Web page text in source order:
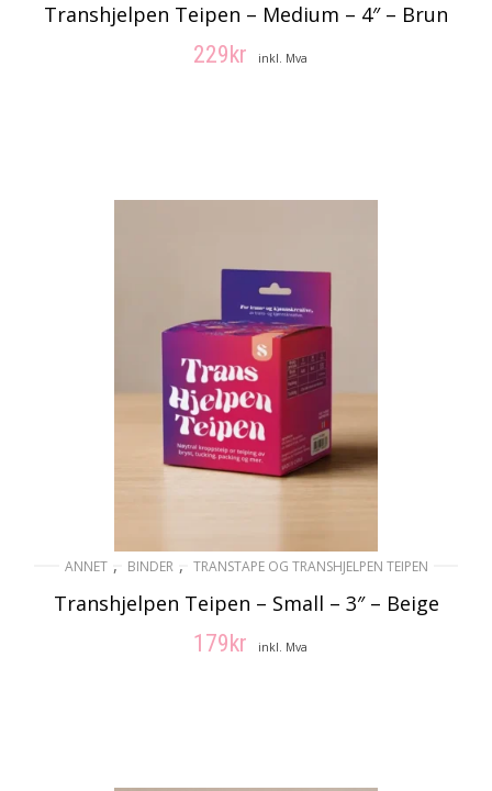
Transhjelpen Teipen – Medium – 4″ – Brun
229kr inkl. Mva
ANNET , BINDER , TRANSTAPE OG TRANSHJELPEN TEIPEN
Transhjelpen Teipen – Small – 3″ – Beige
179kr inkl. Mva